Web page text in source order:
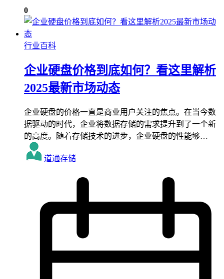
0
行业百科
企业硬盘价格到底如何？看这里解析
2025最新市场动态
企业硬盘的价格一直是商业用户关注的焦点。在当今数
据驱动的时代，企业将数据存储的需求提升到了一个新
的高度。随着存储技术的进步，企业硬盘的性能够…
道通存储